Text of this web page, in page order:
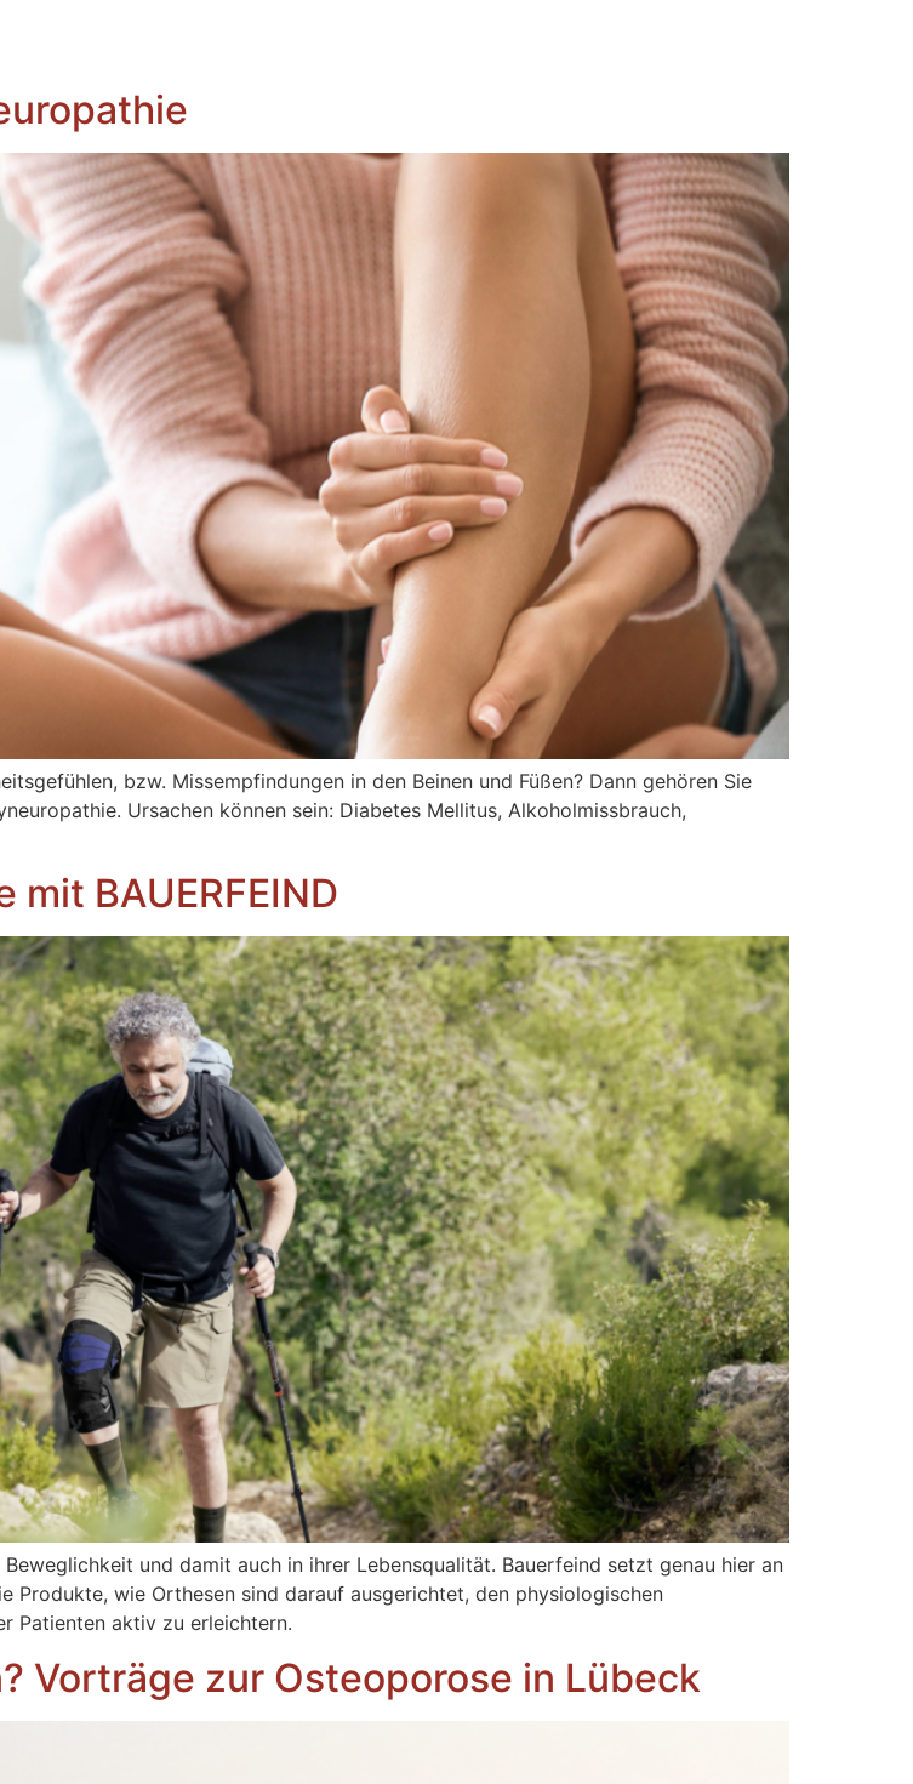
bzw. Missempfindungen in den Beinen und Füßen? Dann gehören Sie
Ursachen können sein: Diabetes Mellitus, Alkoholmissbrauch,
BAUERFEIND
und damit auch in ihrer Lebensqualität. Bauerfeind setzt genau hier an
Produkte, wie Orthesen sind darauf ausgerichtet, den physiologischen
Patienten aktiv zu erleichtern.
Vorträge zur Osteoporose in Lübeck